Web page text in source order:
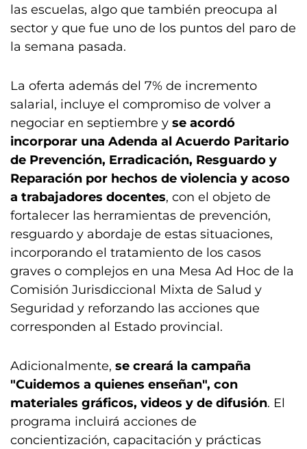
las escuelas, algo que también preocupa al
sector y que fue uno de los puntos del paro de
la semana pasada.
La oferta además del 7% de incremento
salarial, incluye el compromiso de volver a
negociar en septiembre y se acordó
incorporar una Adenda al Acuerdo Paritario
de Prevención, Erradicación, Resguardo y
Reparación por hechos de violencia y acoso
a trabajadores docentes, con el objeto de
fortalecer las herramientas de prevención,
resguardo y abordaje de estas situaciones,
incorporando el tratamiento de los casos
graves o complejos en una Mesa Ad Hoc de la
Comisión Jurisdiccional Mixta de Salud y
Seguridad y reforzando las acciones que
corresponden al Estado provincial.
Adicionalmente, se creará la campaña
"Cuidemos a quienes enseñan", con
materiales gráficos, videos y de difusión. El
programa incluirá acciones de
concientización, capacitación y prácticas